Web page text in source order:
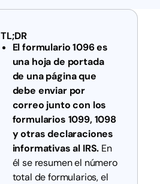
TL;DR
El formulario 1096 es
una hoja de portada
de una página que
debe enviar por
correo junto con los
formularios 1099, 1098
y otras declaraciones
informativas al IRS. En
él se resumen el número
total de formularios, el